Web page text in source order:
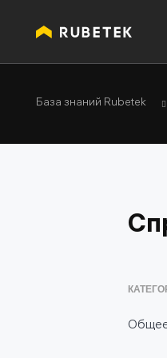
База знаний Rubetek